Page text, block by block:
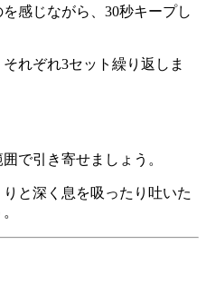
感じながら、30秒キープし
れぞれ3セット繰り返しま
で引き寄せましょう。
と深く息を吸ったり吐いた